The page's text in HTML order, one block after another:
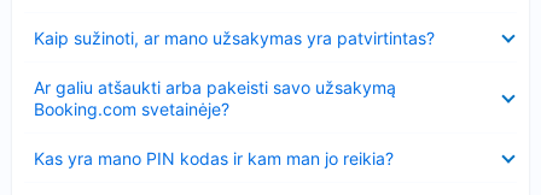
Kaip sužinoti, ar mano užsakymas yra patvirtintas?
Ar galiu atšaukti arba pakeisti savo užsakymą
Booking.com svetainėje?
Kas yra mano PIN kodas ir kam man jo reikia?